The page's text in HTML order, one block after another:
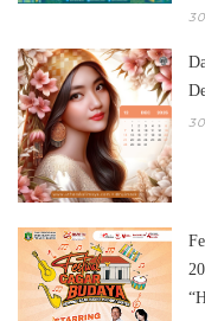
DAFTAR HARI-HARI
PENTING DI BULAN A...